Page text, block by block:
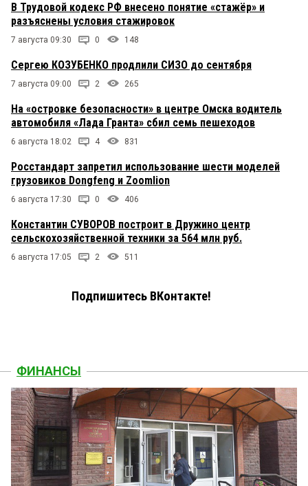
В Трудовой кодекс РФ внесено понятие «стажёр» и
разъяснены условия стажировок
7 августа 09:30 0 148
Сергею КОЗУБЕНКО продлили СИЗО до сентября
7 августа 09:00 2 265
На «островке безопасности» в центре Омска водитель
автомобиля «Лада Гранта» сбил семь пешеходов
6 августа 18:02 4 831
Росстандарт запретил использование шести моделей
грузовиков Dongfeng и Zoomlion
6 августа 17:30 0 406
Константин СУВОРОВ построит в Дружино центр
сельскохозяйственной техники за 564 млн руб.
6 августа 17:05 2 511
Подпишитесь ВКонтакте!
ФИНАНСЫ